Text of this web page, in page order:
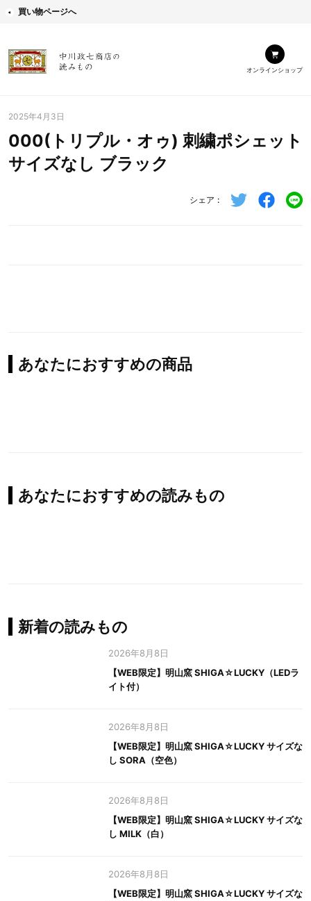
買い物ページへ
オンラインショップ
2025年4月3日
000(トリプル・オゥ) 刺繍ポシェット
サイズなし ブラック
シェア
あなたにおすすめの商品
あなたにおすすめの読みもの
新着の読みもの
2026年8月8日
【WEB限定】明山窯 SHIGA☆LUCKY（LEDラ
イト付）
2026年8月8日
【WEB限定】明山窯 SHIGA☆LUCKY サイズな
し SORA（空色）
2026年8月8日
【WEB限定】明山窯 SHIGA☆LUCKY サイズな
し MILK（白）
2026年8月8日
【WEB限定】明山窯 SHIGA☆LUCKY サイズな